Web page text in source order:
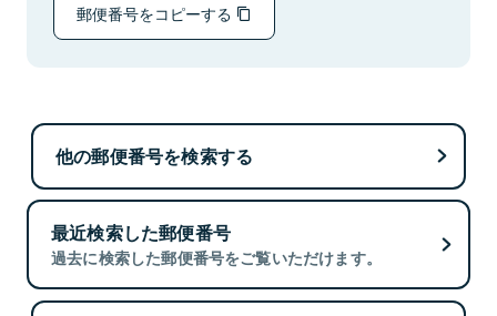
郵便番号をコピーする
他の郵便番号を検索する
最近検索した郵便番号
過去に検索した郵便番号をご覧いただけます。